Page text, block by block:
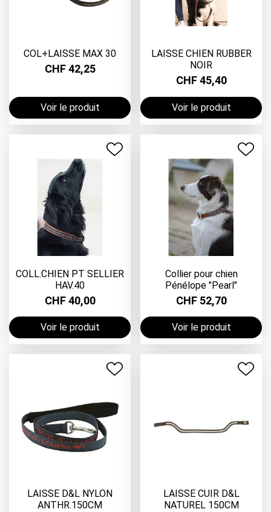
COL+LAISSE MAX 30
CHF 42,25
Voir le produit
LAISSE CHIEN RUBBER
NOIR
CHF 45,40
Voir le produit
COLL.CHIEN PT SELLIER
HAV.40
CHF 40,00
Voir le produit
Collier pour chien
Pénélope "Pearl"
CHF 52,70
Voir le produit
LAISSE D&L NYLON
ANTHR.150CM
LAISSE CUIR D&L
NATUREL 150CM